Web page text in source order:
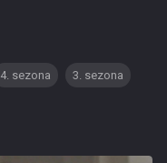
4. sezona 3. sezona